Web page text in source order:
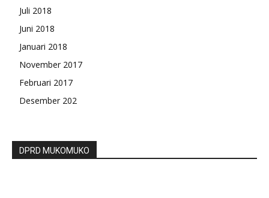
Juli 2018
Juni 2018
Januari 2018
November 2017
Februari 2017
Desember 202
DPRD MUKOMUKO